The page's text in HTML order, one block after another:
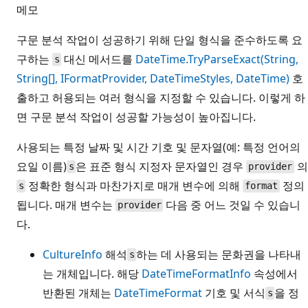
메모
구문 분석 작업이 성공하기 위해 단일 형식을 준수하도록 요
구하는 s 대신 메서드를 DateTime.TryParseExact(String,
String[], IFormatProvider, DateTimeStyles, DateTime) 호
출하고 허용되는 여러 형식을 지정할 수 있습니다. 이렇게 하
면 구문 분석 작업이 성공할 가능성이 높아집니다.
사용되는 특정 날짜 및 시간 기호 및 문자열(예: 특정 언어의
요일 이름) s 은 표준 형식 지정자 문자열인 경우 provider 의
s 정확한 형식과 마찬가지로 매개 변수에 의해 format 정의
됩니다. 매개 변수는 provider 다음 중 어느 것일 수 있습니
다.
CultureInfo 해석 s 하는 데 사용되는 문화권을 나타내
는 개체입니다. 해당 DateTimeFormatInfo 속성에서
반환된 개체는 DateTimeFormat 기호 및 서식 s 을 정